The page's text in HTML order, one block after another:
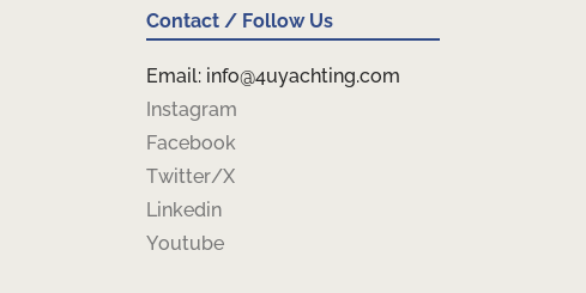
Contact / Follow Us
Email: info@4uyachting.com
Instagram
Facebook
Twitter/X
Linkedin
Youtube